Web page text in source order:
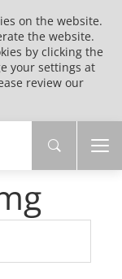
on the website.
the website.
by clicking the
your settings at
review our